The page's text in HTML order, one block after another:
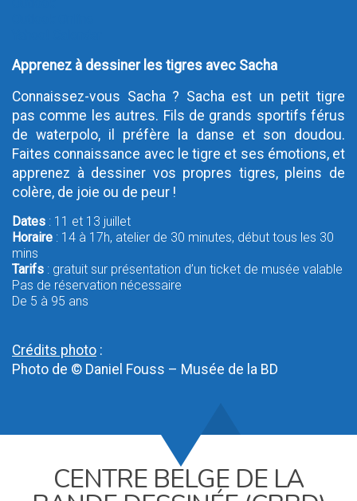
Apprenez à dessiner les tigres avec Sacha
Connaissez-vous Sacha ? Sacha est un petit tigre
pas comme les autres. Fils de grands sportifs férus
de waterpolo, il préfère la danse et son doudou.
Faites connaissance avec le tigre et ses émotions, et
apprenez à dessiner vos propres tigres, pleins de
colère, de joie ou de peur !
Dates : 11 et 13 juillet
Horaire : 14 à 17h, atelier de 30 minutes, début tous les 30
mins
Tarifs : gratuit sur présentation d’un ticket de musée valable
Pas de réservation nécessaire
De 5 à 95 ans
Crédits photo :
Photo de © Daniel Fouss – Musée de la BD
CENTRE BELGE DE LA